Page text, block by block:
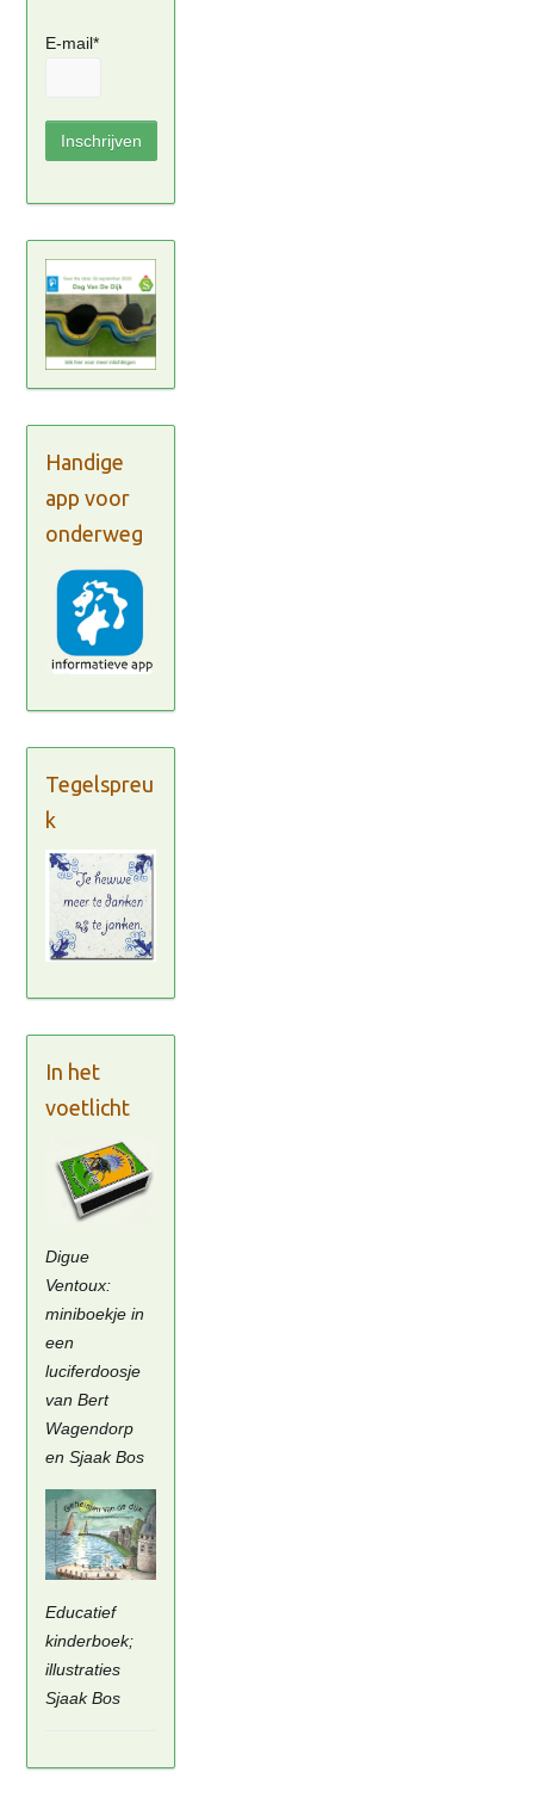
E-mail*
Handige
app voor
onderweg
Tegelspreu
k
In het
voetlicht
Digue
Ventoux:
miniboekje in
een
luciferdoosje
van Bert
Wagendorp
en Sjaak Bos
Educatief
kinderboek;
illustraties
Sjaak Bos